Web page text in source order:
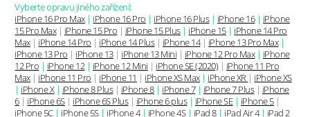
Vyberte opravu jiného zařízení:
iPhone 16 Pro Max| iPhone 16 Pro | iPhone 16 Plus| iPhone 16| iPhone
15 Pro Max| iPhone 15 Pro | iPhone 15 Plus| iPhone 15| iPhone 14 Pro
Max| iPhone 14 Pro | iPhone 14 Plus| iPhone 14| iPhone 13 Pro Max|
iPhone 13 Pro | iPhone 13| iPhone 13 Mini | iPhone 12 Pro Max| iPhone
12 Pro | iPhone 12| iPhone 12 Mini | iPhone SE (2020) | iPhone 11 Pro
Max| iPhone 11 Pro | iPhone 11 | iPhone XS Max| iPhone XR | iPhone XS
| iPhone X| iPhone 8 Plus| iPhone 8| iPhone 7| iPhone 7 Plus| iPhone
6| iPhone 6S| iPhone 6S Plus| iPhone 6 plus| iPhone SE| iPhone 5|
iPhone 5C| iPhone 5S| iPhone 4| iPhone 4S| iPad 8| iPad Air 4| iPad 2